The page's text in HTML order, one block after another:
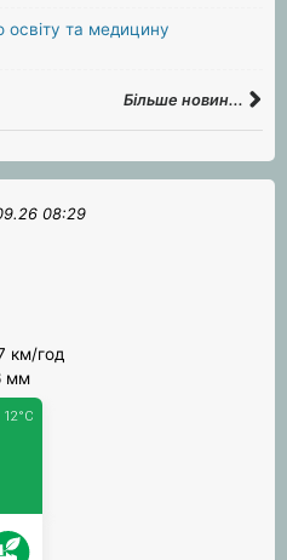
освіту та медицину
Більше новин...
08:29
км/год
мм